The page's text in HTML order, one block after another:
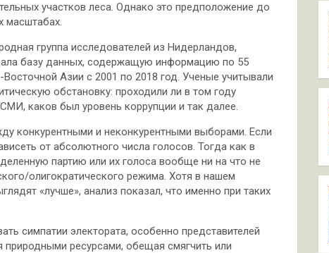
участков леса. Однако это предположение до
масштабах.
группа исследователей из Нидерландов,
базу данных, содержащую информацию по 55
Азии с 2001 по 2018 год. Ученые учитывали
обстановку: проходили ли в том году
каков был уровень коррупции и так далее.
конкурентными и неконкурентными выборами. Если
от абсолютного числа голосов. Тогда как в
партию или их голоса вообще ни на что не
олигократического режима. Хотя в нашем
«лучше», анализ показал, что именно при таких
симпатии электората, особенно представителей
природными ресурсами, обещая смягчить или